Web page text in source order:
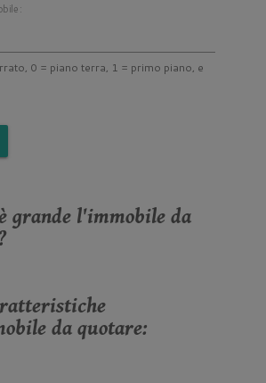
0 = piano terra, 1 = primo piano, e
grande l'immobile da
da quotare: